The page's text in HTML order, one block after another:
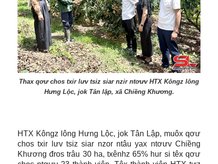
Thax qơư chos txir lưv tsiz siar nzir ntơưv HTX Kôngz lông
Hưng Lộc, jok Tân lập, xã Chiềng Khương.
HTX Kôngz lông Hưng Lộc, jok Tân Lập, muôx qơư
chos txir lưv tsiz siar nzor ntâu yax ntơưv Chiềng
Khương đros trâu 30 ha, txênhz 65% hur si têx qơư